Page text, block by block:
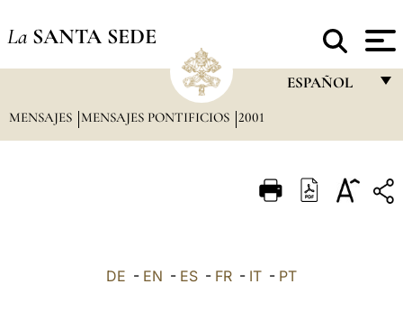
La SANTA SEDE
ESPAÑOL
ITALIANO
MENSAJES MENSAJES PONTIFICIOS 2001
DE - EN - ES - FR - IT - PT